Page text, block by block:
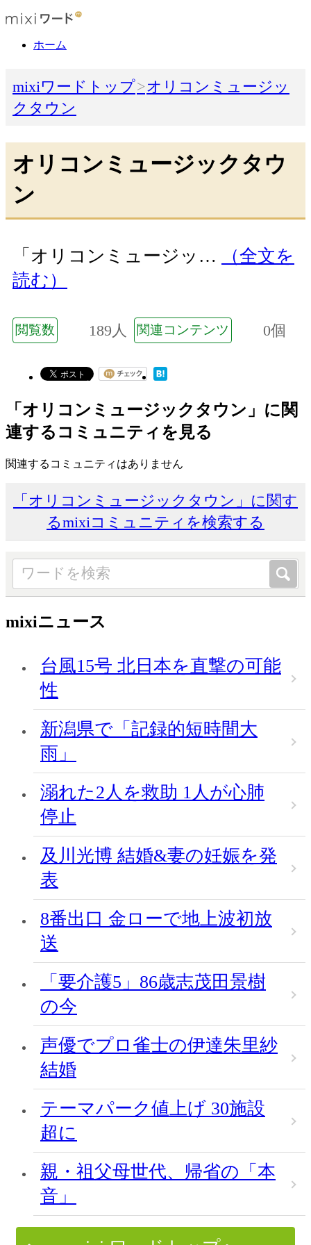
ホーム
mixiワードトップ
オリコンミュージッ
クタウン
オリコンミュージックタウ
ン
「オリコンミュージッ…
（全文を
読む）
閲覧数 189人 関連コンテンツ 0個
「オリコンミュージックタウン」に関
連するコミュニティを見る
関連するコミュニティはありません
「オリコンミュージックタウン」に関す
るmixiコミュニティを検索する
mixiニュース
台風15号 北日本を直撃の可能
性
新潟県で「記録的短時間大
雨」
溺れた2人を救助 1人が心肺
停止
及川光博 結婚&妻の妊娠を発
表
8番出口 金ローで地上波初放
送
「要介護5」86歳志茂田景樹
の今
声優でプロ雀士の伊達朱里紗
結婚
テーマパーク値上げ 30施設
超に
親・祖父母世代、帰省の「本
音」